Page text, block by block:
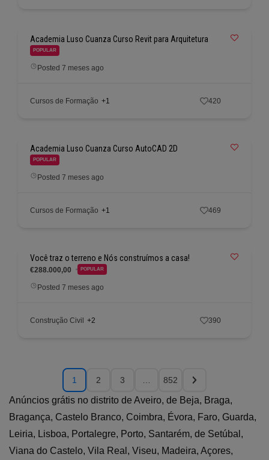
Academia Luso Cuanza Curso Revit para Arquitetura
POPULAR
Posted 7 meses ago
Cursos de Formação +1 420
Academia Luso Cuanza Curso AutoCAD 2D
POPULAR
Posted 7 meses ago
Cursos de Formação +1 469
Você traz o terreno e Nós construímos a casa!
€288.000,00 POPULAR
Posted 7 meses ago
Construção Civil +2 390
1 2 3 852
Anúncios grátis no distrito de Aveiro, de Beja, Braga,
Bragança, Castelo Branco, Coimbra, Évora, Faro, Guarda,
Leiria, Lisboa, Portalegre, Porto, Santarém, de Setúbal,
Viana do Castelo, Vila Real, Viseu, Madeira, Açores,